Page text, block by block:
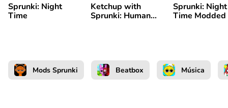
Sprunki: Night
Time
Ketchup with
Sprunki: Human
Sprunki: Night
Time Modded
Mods Sprunki Beatbox Música